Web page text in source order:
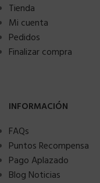
Tienda
Mi cuenta
Pedidos
Finalizar compra
INFORMACIÓN
FAQs
Puntos Recompensa
Pago Aplazado
Blog Noticias